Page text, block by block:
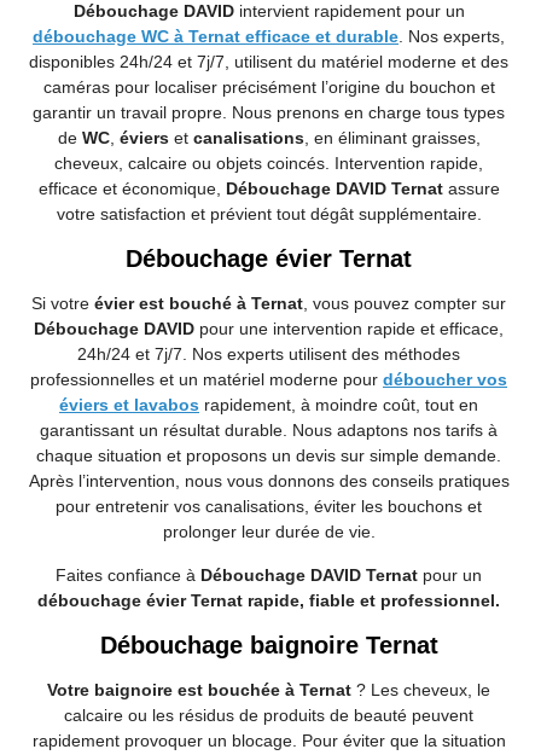
Débouchage DAVIDintervient rapidement pour un
débouchage WC à Ternat efficace et durable . Nos experts,
disponibles 24h/24 et 7j/7, utilisent du matériel moderne et des
caméras pour localiser précisément l’origine du bouchon et
garantir un travail propre. Nous prenons en charge tous types
de WC, évierset canalisations, en éliminant graisses,
cheveux, calcaire ou objets coincés. Intervention rapide,
efficace et économique, Débouchage DAVID Ternat assure
votre satisfaction et prévient tout dégât supplémentaire.
Débouchage évier Ternat
Si votre évier est bouché à Ternat , vous pouvez compter sur
Débouchage DAVID pour une intervention rapide et efficace,
24h/24 et 7j/7. Nos experts utilisent des méthodes
professionnelles et un matériel moderne pour déboucher vos
éviers et lavabos rapidement, à moindre coût, tout en
garantissant un résultat durable. Nous adaptons nos tarifs à
chaque situation et proposons un devis sur simple demande.
Après l’intervention, nous vous donnons des conseils pratiques
pour entretenir vos canalisations, éviter les bouchons et
prolonger leur durée de vie.
Faites confiance à Débouchage DAVID Ternat pour un
débouchage évier Ternat rapide, fiable et professionnel.
Débouchage baignoire Ternat
Votre baignoire est bouchée à Ternat ? Les cheveux, le
calcaire ou les résidus de produits de beauté peuvent
rapidement provoquer un blocage. Pour éviter que la situation